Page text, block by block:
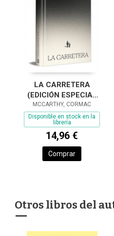
LA CARRETERA
(EDICIÓN ESPECIAL
EN TAPA DURA)
MCCARTHY, CORMAC
Disponible en stock en la
librería
14,96 €
Comprar
Otros libros del